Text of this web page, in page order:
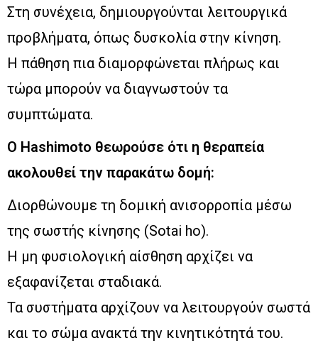
Στη συνέχεια, δημιουργούνται λειτουργικά
προβλήματα, όπως δυσκολία στην κίνηση.
Η πάθηση πια διαμορφώνεται πλήρως και
τώρα μπορούν να διαγνωστούν τα
συμπτώματα.
Ο Hashimoto θεωρούσε ότι η θεραπεία
ακολουθεί την παρακάτω δομή:
Διορθώνουμε τη δομική ανισορροπία μέσω
της σωστής κίνησης (Sotai ho).
Η μη φυσιολογική αίσθηση αρχίζει να
εξαφανίζεται σταδιακά.
Τα συστήματα αρχίζουν να λειτουργούν σωστά
και το σώμα ανακτά την κινητικότητά του.